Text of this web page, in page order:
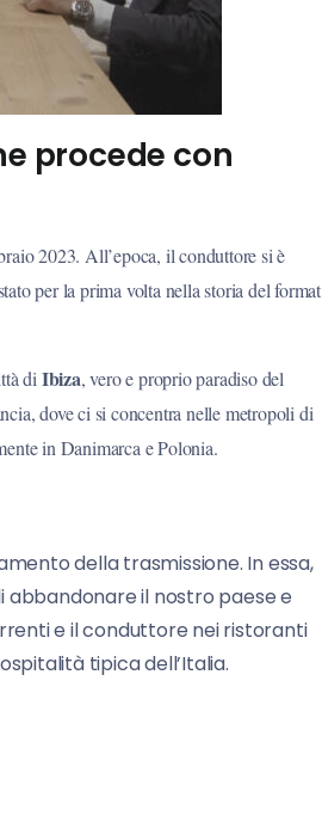
procede con
2023. All’epoca, il conduttore si è
per la prima volta nella storia del format
di Ibiza, vero e proprio paradiso del
dove ci si concentra nelle metropoli di
in Danimarca e Polonia.
della trasmissione. In essa,
abbandonare il nostro paese e
e il conduttore nei ristoranti
tipica dell’Italia.